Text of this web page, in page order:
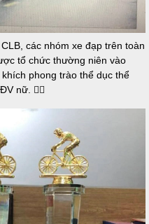
các nhóm xe đạp trên toàn
tổ chức thường niên vào
phong trào thể dục thể
nữ. 🚴‍♀️